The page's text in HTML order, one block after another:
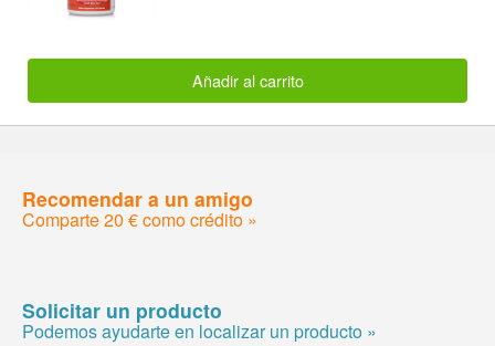
Añadir al carrito
Recomendar a un amigo
Comparte 20 € como crédito »
Solicitar un producto
Podemos ayudarte en localizar un producto »